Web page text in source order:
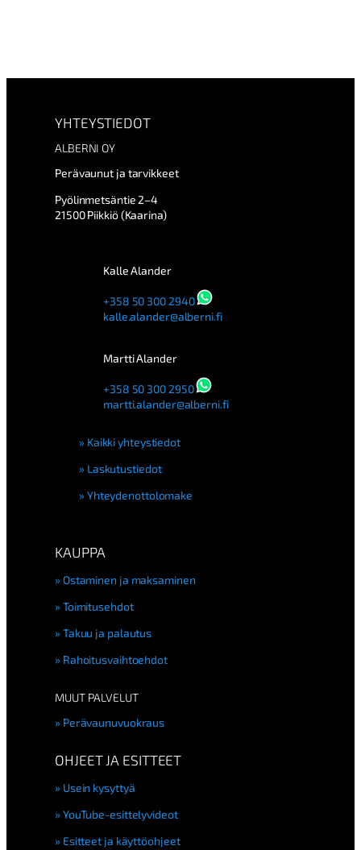
YHTEYSTIEDOT
ALBERNI OY
Perävaunut ja tarvikkeet
Pyölinmetsäntie 2–4
21500 Piikkiö (Kaarina)
Kalle Alander
+358 50 300 2940
kalle.alander@alberni.fi
Martti Alander
+358 50 300 2950
martti.alander@alberni.fi
Kaikki yhteystiedot
Laskutustiedot
Yhteydenottolomake
KAUPPA
Ostaminen ja maksaminen
Toimitusehdot
Takuu ja palautus
Rahoitusvaihtoehdot
MUUT PALVELUT
Perävaunuvuokraus
OHJEET JA ESITTEET
Usein kysyttyä
YouTube-esittelyvideot
Esitteet ja käyttöohjeet